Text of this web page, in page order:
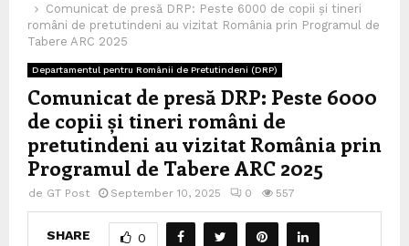
Comunicat de presă DRP: Peste 6000 de copii și tineri
români de pretutindeni au vizitat România prin Programul de
Tabere ARC 2025
Departamentul pentru Românii de Pretutindeni (DRP)
Comunicat de presă DRP: Peste 6000
de copii și tineri români de
pretutindeni au vizitat România prin
Programul de Tabere ARC 2025
de GT Post September 10, 2025 0 557
SHARE 0